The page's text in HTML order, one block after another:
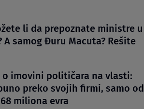
li da prepoznate ministre u
samog Đuru Macuta? Rešite
o imovini političara na vlasti:
preko svojih firmi, samo od
miliona evra